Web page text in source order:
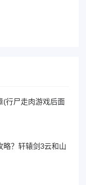
(行尸走肉游戏后面
略？轩辕剑3云和山